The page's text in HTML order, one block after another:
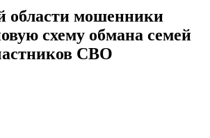
области мошенники
схему обмана семей
СВО